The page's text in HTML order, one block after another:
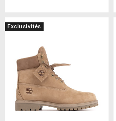
Exclusivités